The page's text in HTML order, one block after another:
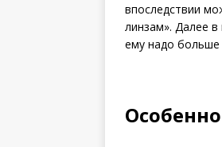
впоследствии
линзам». Далее в
ему надо больше